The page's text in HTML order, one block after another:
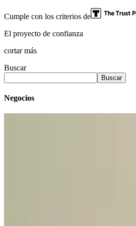
Cumple con los criterios de
El proyecto de confianza
cortar más
Buscar
Buscar
Negocios